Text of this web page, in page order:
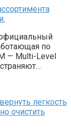
по
— Multi-Level
легкость
очистить